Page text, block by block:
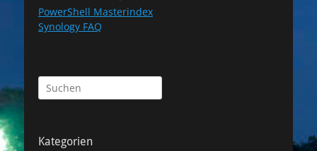
PowerShell Masterindex
Synology FAQ
Suchen
nach:
Kategorien